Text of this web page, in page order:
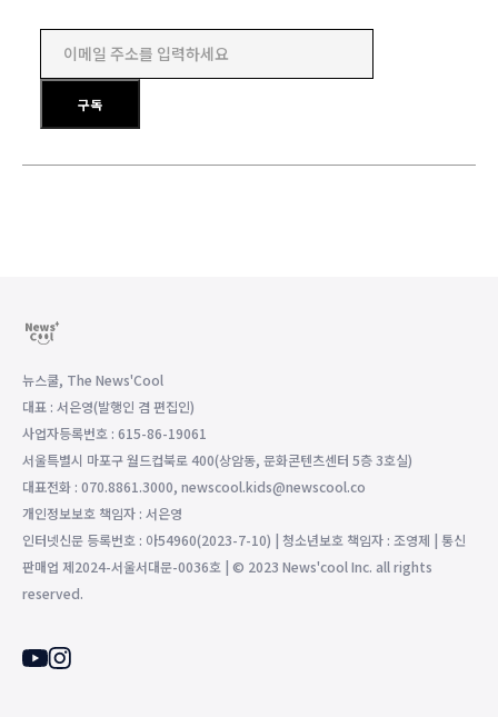
구독
뉴스쿨, The News'Cool
대표 : 서은영(발행인 겸 편집인)
사업자등록번호 : 615-86-19061
서울특별시 마포구 월드컵북로 400(상암동, 문화콘텐츠센터 5층 3호실)
대표전화 : 070.8861.3000, newscool.kids@newscool.co
개인정보보호 책임자 : 서은영
인터넷신문 등록번호 : 아54960(2023-7-10) | 청소년보호 책임자 : 조영제 | 통신
판매업 제2024-서울서대문-0036호 | © 2023 News'cool Inc. all rights
reserved.